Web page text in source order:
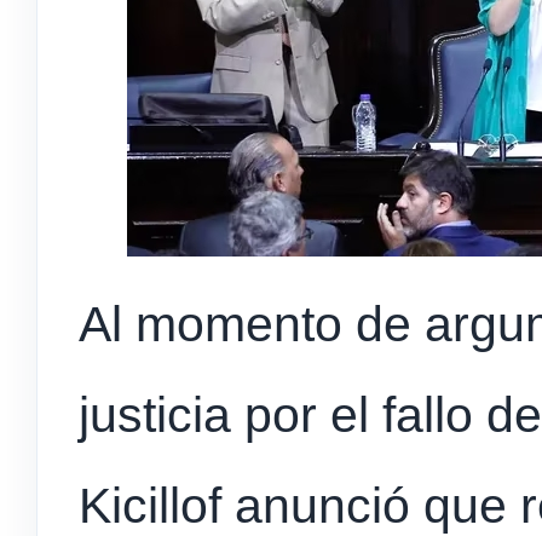
Al momento de
justicia por el fallo
Kicillof anunció que